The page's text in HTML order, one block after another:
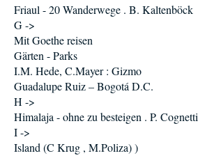
Friaul - 20 Wanderwege . B. Kaltenböck
G ->
Mit Goethe reisen
Gärten - Parks
I.M. Hede, C.Mayer : Gizmo
Guadalupe Ruiz – Bogotá D.C.
H ->
Himalaja - ohne zu besteigen . P. Cognetti
I ->
Island (C Krug , M.Poliza) )